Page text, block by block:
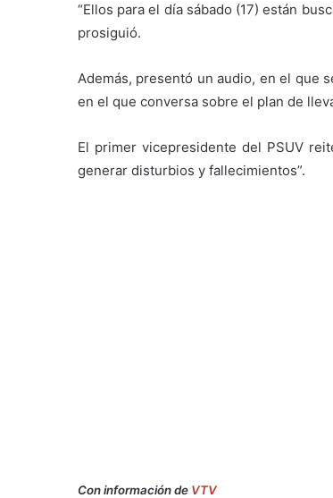
“Ellos para el día sábado (17) están
prosiguió.
Además, presentó un audio, en el que
en el que conversa sobre el plan de
El primer vicepresidente del PSUV
generar disturbios y fallecimientos”.
Con información de VTV